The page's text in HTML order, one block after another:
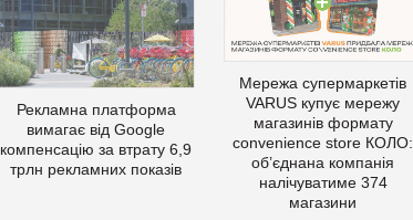
Рекламна платформа
вимагає від Google
компенсацію за втрату 6,9
трлн рекламних показів
Мережа супермаркетів
VARUS купує мережу
магазинів формату
convenience store КОЛО:
об’єднана компанія
налічуватиме 374
магазини